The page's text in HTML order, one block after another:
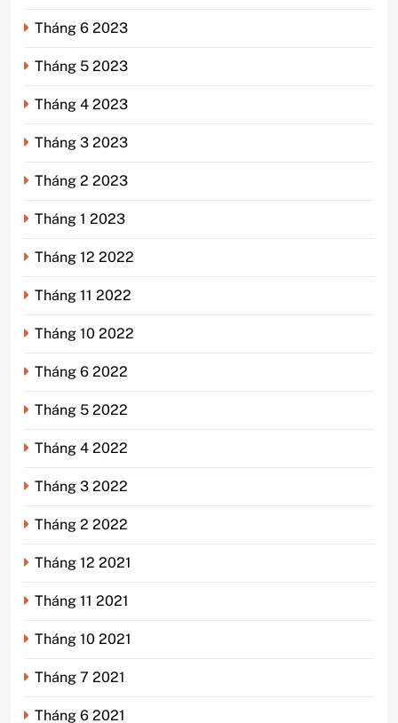
Tháng 6 2023
Tháng 5 2023
Tháng 4 2023
Tháng 3 2023
Tháng 2 2023
Tháng 1 2023
Tháng 12 2022
Tháng 11 2022
Tháng 10 2022
Tháng 6 2022
Tháng 5 2022
Tháng 4 2022
Tháng 3 2022
Tháng 2 2022
Tháng 12 2021
Tháng 11 2021
Tháng 10 2021
Tháng 7 2021
Tháng 6 2021